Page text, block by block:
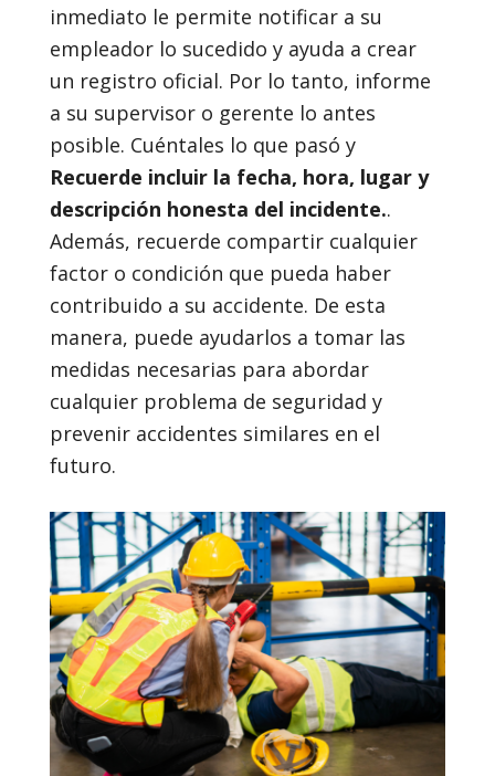
inmediato le permite notificar a su
empleador lo sucedido y ayuda a crear
un registro oficial. Por lo tanto, informe
a su supervisor o gerente lo antes
posible. Cuéntales lo que pasó y
Recuerde incluir la fecha, hora, lugar y
descripción honesta del incidente..
Además, recuerde compartir cualquier
factor o condición que pueda haber
contribuido a su accidente. De esta
manera, puede ayudarlos a tomar las
medidas necesarias para abordar
cualquier problema de seguridad y
prevenir accidentes similares en el
futuro.